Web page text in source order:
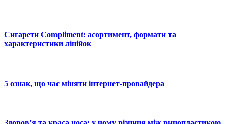
Сигарети Compliment: асортимент, формати та
характеристики лінійок
5 ознак, що час міняти інтернет-провайдера